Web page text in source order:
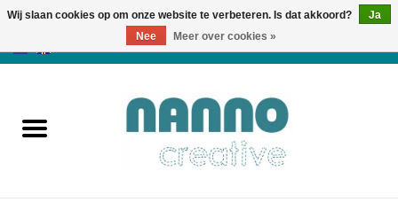
Producten
Wij slaan cookies op om onze website te verbeteren. Is dat akkoord?
Ja
Nee
Meer over cookies »